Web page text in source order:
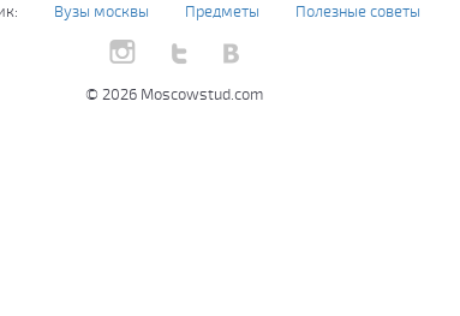
Вузы москвы Предметы Полезные советы
© 2026 Moscowstud.com